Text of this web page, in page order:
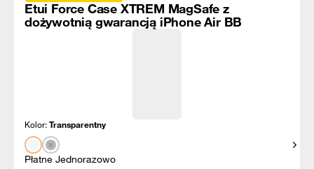
Etui Force Case XTREM MagSafe z
dożywotnią gwarancją iPhone Air BB
Kolor:Transparentny
Płatne Jednorazowo